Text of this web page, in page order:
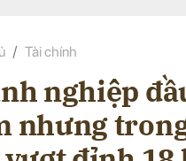
Tài chính
nghiệp
nhưng